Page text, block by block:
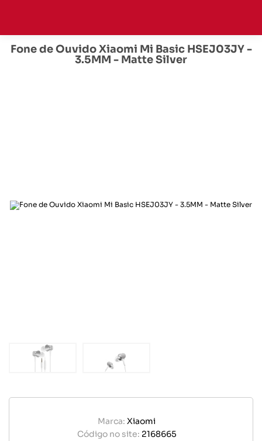
Fone de Ouvido Xiaomi Mi Basic HSEJ03JY -
3.5MM - Matte Silver
Marca: Xiaomi
Código no site: 2168665